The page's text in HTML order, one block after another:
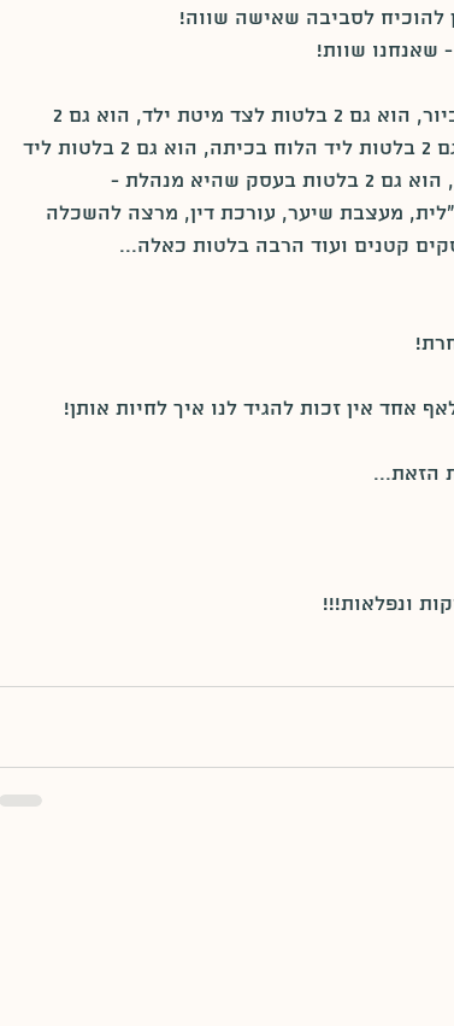
שאנחנו שוות!
בלטות מתחת לשולחן העבודה שלה במשרד, הוא גם 2 בלטות ליד הלוח בכיתה, הוא גם 2 בלטות ליד
הקופה בסופר, הוא גם 2 בלטות ליד מכונת כביסה, הוא גם 2 בלטות בעסק שהיא מנהלת -
מעצבת שיער, עורכת דין, מרצה להשכלה
קטנים ועוד הרבה בלטות כאלה...
אחד אין זכות להגיד לנו איך לחיות אותן!
ונפלאות!!!